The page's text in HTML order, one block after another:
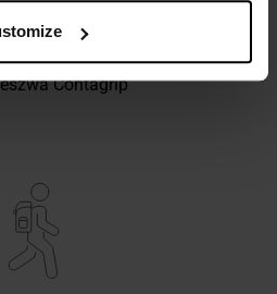
pianki Eva
Contagrip